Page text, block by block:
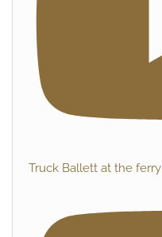
Truck Ballett at the ferry